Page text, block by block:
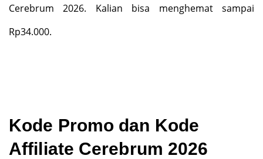
Cerebrum 2026. Kalian bisa menghemat sampai
Rp34.000.
Kode Promo dan Kode
Affiliate Cerebrum 2026